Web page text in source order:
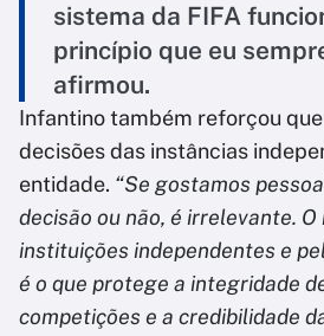
sistema da FIFA
princípio que eu
afirmou.
Infantino também reforçou
decisões das instâncias
entidade. “Se gostamos
decisão ou não, é irrelevante.
instituições independentes e
é o que protege a integridade
competições e a credibilidade